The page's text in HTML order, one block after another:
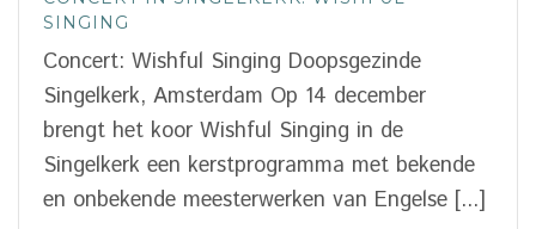
SINGING
Concert: Wishful Singing Doopsgezinde
Singelkerk, Amsterdam Op 14 december
brengt het koor Wishful Singing in de
Singelkerk een kerstprogramma met bekende
en onbekende meesterwerken van Engelse [...]